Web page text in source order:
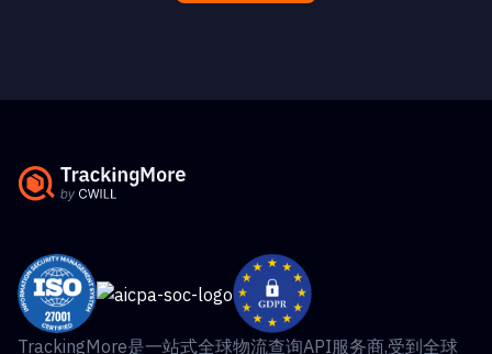
TrackingMore是一站式全球物流查询API服务商,受到全球